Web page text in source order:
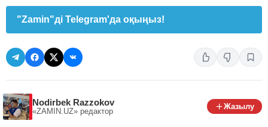
"Zamin"ді Telegram'да оқыңыз!
Nodirbek Razzokov
«ZAMIN.UZ» редактор
Жазылу